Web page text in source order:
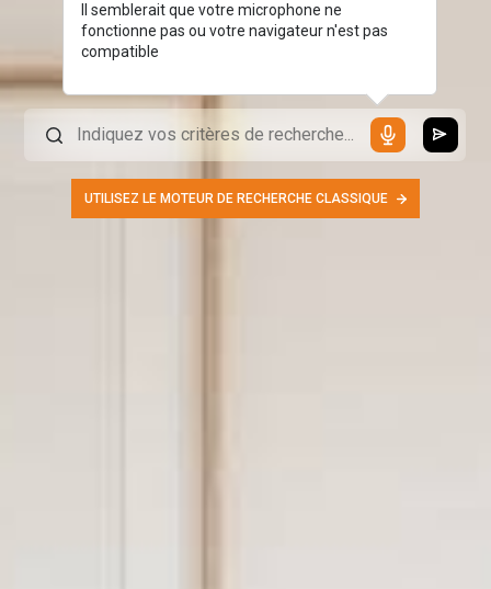
Il semblerait que votre microphone ne
fonctionne pas ou votre navigateur n'est pas
compatible
UTILISEZ LE MOTEUR DE RECHERCHE CLASSIQUE